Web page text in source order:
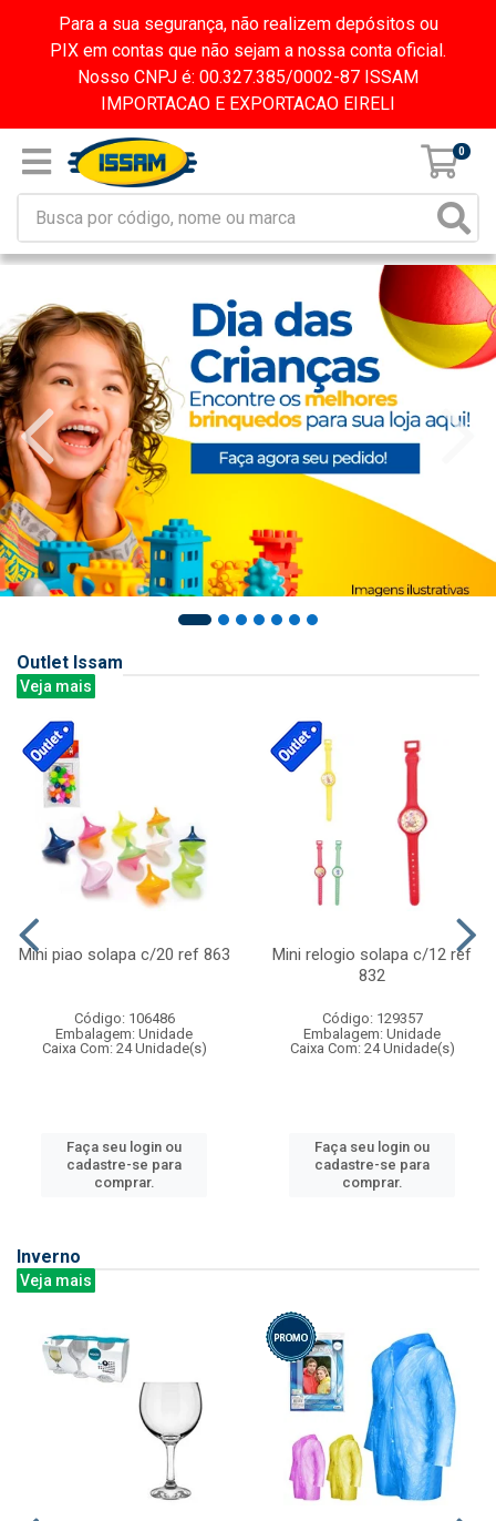
Para a sua segurança, não realizem depósitos ou
PIX em contas que não sejam a nossa conta oficial.
Nosso CNPJ é: 00.327.385/0002-87 ISSAM
IMPORTACAO E EXPORTACAO EIRELI
0
Outlet Issam
Veja mais
Mini piao solapa c/20 ref 863
Código: 106486
Embalagem: Unidade
Caixa Com: 24 Unidade(s)
Faça seu login ou
cadastre-se para
comprar.
Mini relogio solapa c/12 ref
832
Código: 129357
Embalagem: Unidade
Caixa Com: 24 Unidade(s)
Faça seu login ou
cadastre-se para
comprar.
Inverno
Veja mais